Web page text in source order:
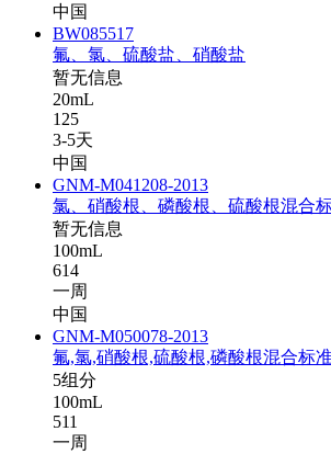
中国
BW085517
氟、氯、硫酸盐、硝酸盐
暂无信息
20mL
125
3-5天
中国
GNM-M041208-2013
氯、硝酸根、磷酸根、硫酸根混合
暂无信息
100mL
614
一周
中国
GNM-M050078-2013
氟,氯,硝酸根,硫酸根,磷酸根混合标
5组分
100mL
511
一周